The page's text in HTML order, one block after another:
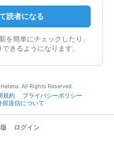
読者になる
を簡単にチェックしたり、
きるようになります。
All Rights Reserved.
規約
プライバシーポリシー
部送信について
ログイン